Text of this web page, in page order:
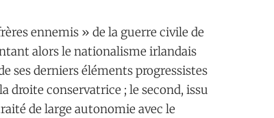
ennemis » de la guerre civile de
alors le nationalisme irlandais
ses derniers éléments progressistes
droite conservatrice ; le second, issu
de large autonomie avec le